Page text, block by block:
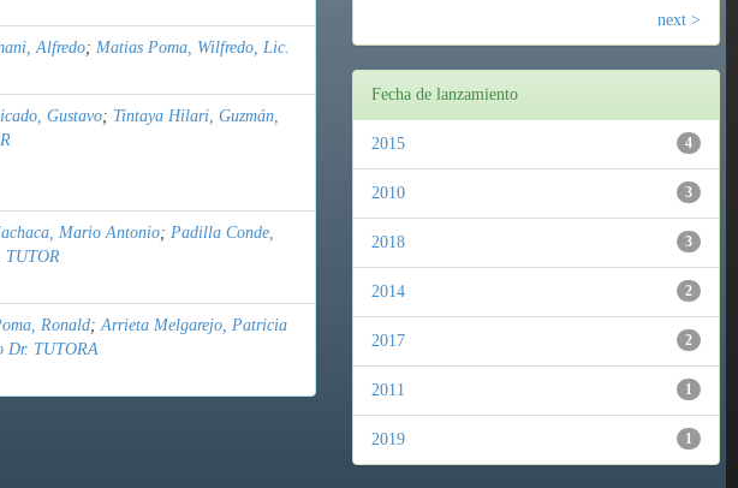
Alfredo; Matias Poma, Wilfredo, Lic.
Gustavo; Tintaya Hilari, Guzmán,
Mario Antonio; Padilla Conde,
TUTOR
Ronald;Arrieta Melgarejo, Patricia
Dr. TUTORA
next >
Fecha de lanzamiento
4
2015
3
2010
3
2018
2
2014
2
2017
1
2011
1
2019